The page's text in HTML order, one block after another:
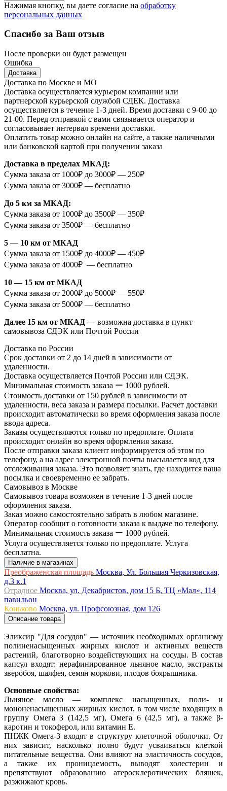
Нажимая кнопку, вы даете согласие на обработку
персональных данных
Спасибо за Ваш отзыв
После проверки он будет размещен
Ошибка
Доставка
Доставка по Москве и МО
Доставка осуществляется курьером компании или
партнерской курьерской службой СДЕК. Доставка
осуществляется в течение 1-3 дней. Время доставки с 9-00 до
21-00. Перед отправкой с вами связывается оператор и
согласовывает интервал времени доставки.
Оплатить товар можно онлайн на сайте, а также наличными
или банковской картой при получении заказа
Доставка в пределах МКАД:
Сумма заказа от 1000₽ до 3000₽ — 250₽
Сумма заказа от 3000₽ — бесплатно
До 5 км за МКАД:
Сумма заказа от 1000₽ до 3500₽ — 350₽
Сумма заказа от 3500₽ — бесплатно
5 — 10 км от МКАД
Сумма заказа от 1500₽ до 4000₽ — 450₽
Сумма заказа от 4000₽ — бесплатно
10 — 15 км от МКАД
Сумма заказа от 2000₽ до 5000₽ — 550₽
Сумма заказа от 5000₽ — бесплатно
Далее 15 км от МКАД — возможна доставка в пункт
самовывоза СДЭК или Почтой России
Доставка по России
Срок доставки от 2 до 14 дней в зависимости от
удаленности.
Доставка осуществляется Почтой России или СДЭК.
Минимальная стоимость заказа ー 1000 рублей.
Стоимость доставки от 150 рублей в зависимости от
удаленности, веса заказа и размера посылки. Расчет доставки
происходит автоматически во время оформления заказа после
ввода адреса.
Заказы осуществляются только по предоплате. Оплата
происходит онлайн во время оформления заказа.
После отправки заказа клиент информируется об этом по
телефону, а на адрес электронной почты высылается код для
отслеживания заказа. Это позволяет знать, где находится ваша
посылка и своевременно ее забрать.
Самовывоз в Москве
Самовывоз товара возможен в течение 1-3 дней после
оформления заказа.
Заказ можно самостоятельно забрать в любом магазине.
Оператор сообщит о готовности заказа к выдаче по телефону.
Минимальная стоимость заказа ー 1000 рублей.
Услуга осуществляется только по предоплате. Услуга
бесплатна.
Наличие в магазинах
Преображенская площадь Москва, Ул. Большая Черкизовская,
д.3 к.1
Отрадное Москва, ул. Декабристов, дом 15 Б, ТЦ «Мал», 114
павильон
Коньково Москва, ул. Профсоюзная, дом 126
Описание товара
Эликсир "Для сосудов" — источник необходимых организму
полиненасыщенных жирных кислот и активных веществ
растений, благотворно воздействующих на сосуды. В состав
капсул входят: нерафинированное льняное масло, экстракты
зверобоя, шалфея, семян моркови, плодов боярышника.
Основные свойства:
Льняное масло — комплекс насыщенных, поли- и
мононенасыщенных жирных кислот, в том числе входящих в
группу Омега 3 (142,5 мг), Омега 6 (42,5 мг), а также β-
каротин и токоферол, или витамин Е.
ПНЖК Омега-3 входят в структуру клеточной оболочки. От
них зависит, насколько полно будут усваиваться клеткой
питательные вещества. Они влияют на эластичность сосудов,
а также их проницаемость, выводят холестерин и
препятствуют образованию атеросклеротических бляшек,
разжижают кровь.